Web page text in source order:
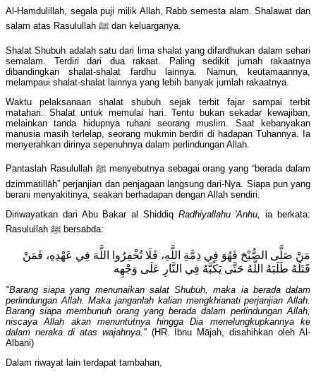
Al-Hamdulillah, segala puji milik Allah, Rabb semesta alam. Shalawat dan
salam atas Rasulullah ﷺ dan keluarganya.
Shalat Shubuh adalah satu dari lima shalat yang difardhukan dalam sehari
semalam. Terdiri dari dua rakaat. Paling sedikit jumah rakaatnya
dibandingkan shalat-shalat fardhu lainnya. Namun, keutamaannya,
melampaui shalat-shalat lainnya yang lebih banyak jumlah rakaatnya.
Waktu pelaksanaan shalat shubuh sejak terbit fajar sampai terbit
matahari. Shalat untuk memulai hari. Tentu bukan sekadar kewajiban,
melainkan tanda hidupnya ruhani seorang muslim. Saat kebanyakan
manusia masih terlelap, seorang mukmin berdiri di hadapan Tuhannya. Ia
menyerahkan dirinya sepenuhnya dalam perlindungan Allah.
Pantaslah Rasulullah ﷺ menyebutnya sebagai orang yang “berada dalam
dzimmatillāh” perjanjian dan penjagaan langsung dari-Nya. Siapa pun yang
berani menyakitinya, seakan berhadapan dengan Allah sendiri.
Diriwayatkan dari Abu Bakar al Shiddiq Radhiyallahu 'Anhu, ia berkata:
Rasulullah ﷺ bersabda:
مَنْ صَلَّى الصُّبْحَ فَهُوَ فِي ذِمَّةِ اللَّهِ، فَلَا تُخْفِرُوا اللَّهَ فِي عَهْدِهِ، فَمَنْ
قَتَلَهُ طَلَبَهُ اللَّهُ حَتَّى يَكُبَّهُ فِي النَّارِ عَلَى وَجْهِه
"Barang siapa yang menunaikan salat Shubuh, maka ia berada dalam
perlindungan Allah. Maka janganlah kalian mengkhianati perjanjian Allah.
Barang siapa membunuh orang yang berada dalam perlindungan Allah,
niscaya Allah akan menuntutnya hingga Dia menelungkupkannya ke
dalam neraka di atas wajahnya."(HR. Ibnu Mājah, disahihkan oleh Al-
Albani)
Dalam riwayat lain terdapat tambahan,